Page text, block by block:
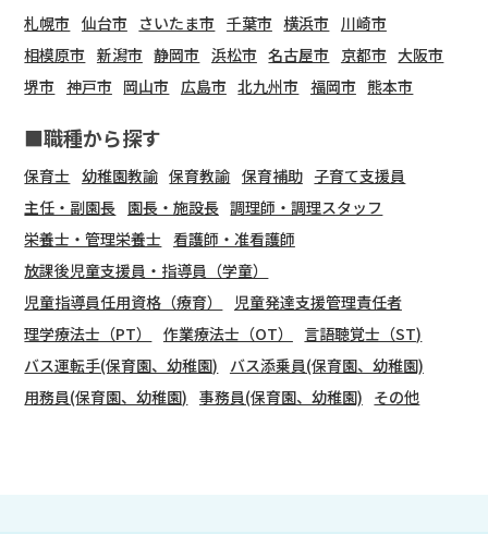
札幌市 仙台市 さいたま市 千葉市 横浜市
川崎市
相模原市 新潟市 静岡市 浜松市 名古屋市 京都市 大阪市
堺市 神戸市 岡山市 広島市 北九州市 福岡市 熊本市
■職種から探す
保育士 幼稚園教諭 保育教諭 保育補助 子育て支援員
主任・副園長 園長・施設長 調理師・調理スタッフ
栄養士・管理栄養士 看護師・准看護師
放課後児童支援員・指導員（学童）
児童指導員任用資格（療育）
児童発達支援管理責任者
理学療法士（PT）
作業療法士（OT）
言語聴覚士（ST)
バス運転手(保育園、幼稚園)
バス添乗員(保育園、幼稚園)
用務員(保育園、幼稚園) 事務員(保育園、幼稚園) その他